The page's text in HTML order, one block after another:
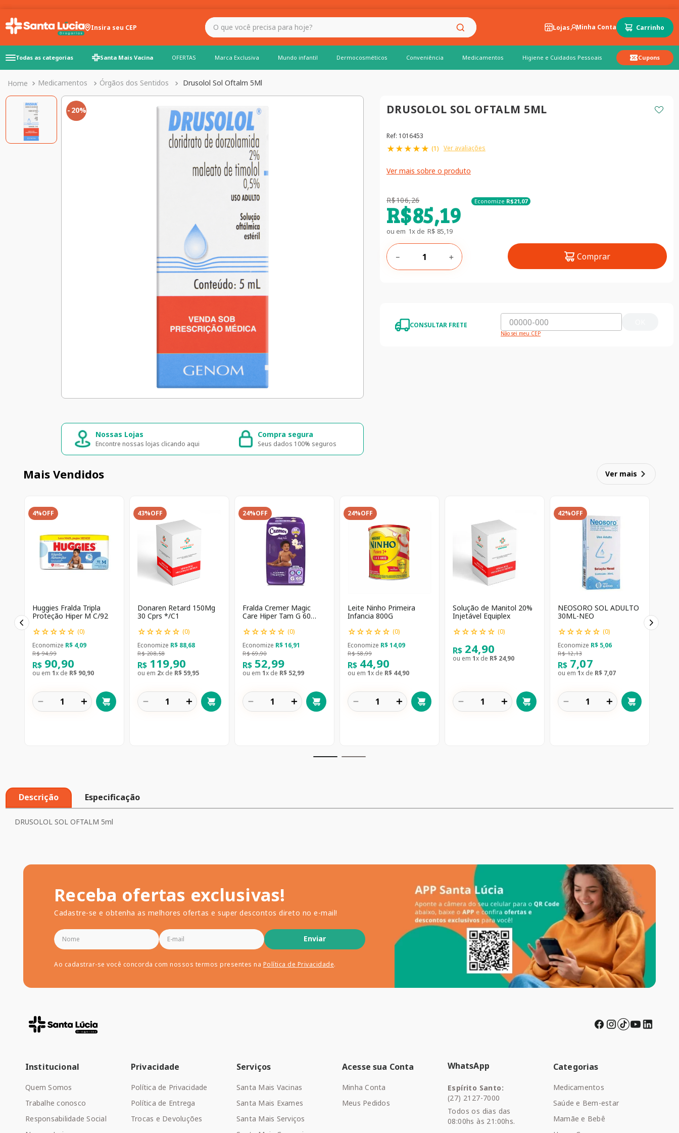
Insira seu CEP
O que você precisa para hoje?
Lojas
Todas as categorias Santa Mais Vacina OFERTAS Marca Exclusiva Mundo infantil Dermocosméticos Conveniência Medicamentos Higiene e Cuidados Pessoais Cupons
Medicamentos Órgãos dos Sentidos Drusolol Sol Oftalm 5Ml
20%
Nossas Lojas
Encontre nossas lojas clicando aqui
Compra segura
Seus dados 100% seguros
DRUSOLOL SOL OFTALM 5ML
Ref: 1016453
★★★★★ (1) Ver avaliações
Ver mais sobre o produto
R$106,26 Economize R$21,07
R$85,19
ou em 1x de R$ 85,19
＋
－ Comprar
CONSULTAR FRETE
Não sei meu CEP
Mais Vendidos Ver mais
4%OFF
Huggies Fralda Tripla
Proteção Hiper M C/92
☆☆☆☆☆ (0)
Economize R$ 4,09
R$ 94,99
R$ 90,90
ou em 1x de R$ 90,90
＋
－
43%OFF
Donaren Retard 150Mg
30 Cprs */C1
☆☆☆☆☆ (0)
Economize R$ 88,68
R$ 208,58
R$ 119,90
ou em 2x de R$ 59,95
＋
－
24%OFF
Fralda Cremer Magic
Care Hiper Tam G 60
☆☆☆☆☆ (0)
Economize R$16,91
R$ 69,90
R$ 52,99
ou em 1x de R$ 52,99
＋
－
24%OFF
Leite Ninho Primeira
Infancia 800G
☆☆☆☆☆ (0)
Economize R$14,09
R$ 58,99
R$ 44,90
ou em 1x de R$ 44,90
＋
－
Solução de Manitol 20%
Injetável Equiplex
☆☆☆☆☆ (0)
R$ 24,90
ou em 1x de R$ 24,90
＋
－
42%OFF
NEOSORO SOL ADULTO
30ML-NEO
☆☆☆☆☆ (0)
Economize R$ 5,06
R$ 12,13
R$ 7,07
ou em 1x de R$ 7,07
＋
－
Descrição Especificação
DRUSOLOL SOL OFTALM 5ml
Receba ofertas exclusivas!
Cadastre-se e obtenha as melhores ofertas e super descontos direto no e-mail!
Enviar
Ao cadastrar-se você concorda com nossos termos presentes na Política de Privacidade.
Institucional
Quem Somos
Trabalhe conosco
Responsabilidade Social
Privacidade
Política de Privacidade
Política de Entrega
Trocas e Devoluções
Serviços
Santa Mais Vacinas
Santa Mais Exames
Santa Mais Serviços
Acesse sua Conta
Minha Conta
Meus Pedidos
WhatsApp
Espírito Santo:
(27) 2127-7000
Todos os dias das
08:00hs às 21:00hs.
Categorias
Medicamentos
Saúde e Bem-estar
Mamãe e Bebê